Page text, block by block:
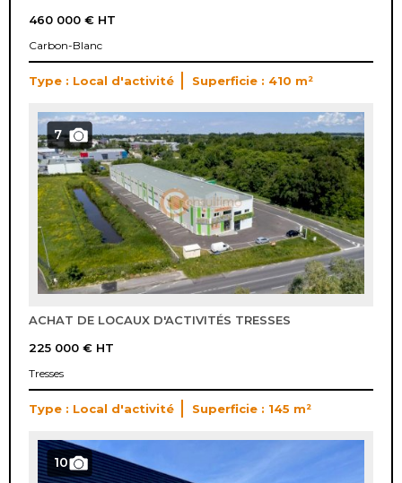
460 000 € HT
Carbon-Blanc
Type : Local d'activité Superficie : 410 m²
7
ACHAT DE LOCAUX D'ACTIVITÉS TRESSES
225 000 € HT
Tresses
Type : Local d'activité Superficie : 145 m²
10